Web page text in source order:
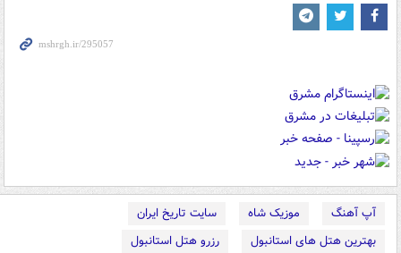
آپ آهنگ موزیک شاه
سایت تاریخ ایران
بهترین هتل های استانبول
رزرو هتل استانبول